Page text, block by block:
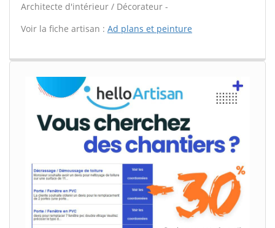
Architecte d'intérieur / Décorateur -
Voir la fiche artisan : Ad plans et peinture